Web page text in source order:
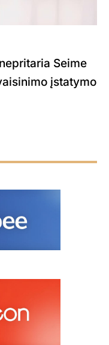
Seime
įstatymo